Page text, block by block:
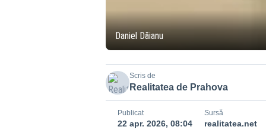
Daniel Dăianu
Scris de
Realitatea de Prahova
Publicat
22 apr. 2026, 08:04
Sursă
realitatea.net